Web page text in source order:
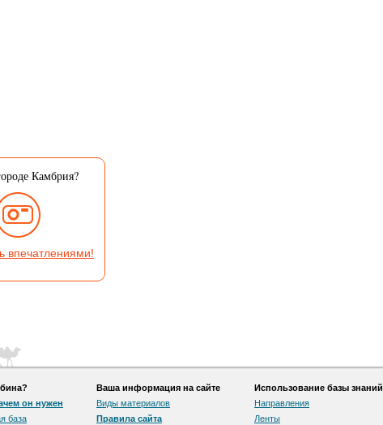
Камбрия?
впечатлениями!
он нужен
база
Ваша информация на сайте
Виды материалов
Правила сайта
Использование базы знаний
Направления
Ленты